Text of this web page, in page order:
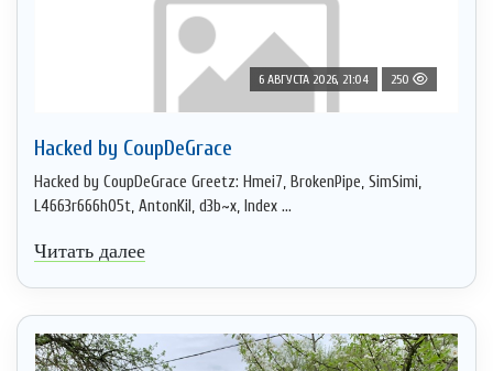
6 АВГУСТА 2026, 21:04 250
Hacked by CoupDeGrace
Hacked by CoupDeGrace Greetz: Hmei7, BrokenPipe, SimSimi,
L4663r666h05t, AntonKil, d3b~x, Index ...
Читать далее